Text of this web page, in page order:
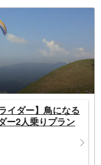
イダー】鳥になる
ー2人乗りプラン